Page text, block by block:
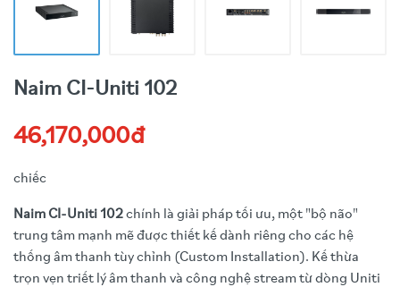
Naim CI-Uniti 102
46,170,000đ
chiếc
Naim CI-Uniti 102chính là giải pháp tối ưu, một "bộ não"
trung tâm mạnh mẽ được thiết kế dành riêng cho các hệ
thống âm thanh tùy chỉnh (Custom Installation). Kế thừa
trọn vẹn triết lý âm thanh và công nghệ stream từ dòng Uniti